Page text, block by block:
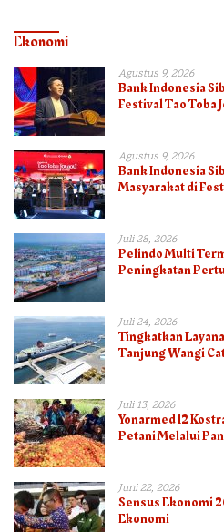
Ekonomi
Agustus 9, 2026
Bank Indonesia
Festival Tao Toba
Agustus 9, 2026
Bank Indonesia
Masyarakat di
Juli 28, 2026
Pelindo Multi
Peningkatan
Juli 24, 2026
Tingkatkan
Tanjung Wangi
Juli 13, 2026
Yonarmed 12
Petani Melalui
Juni 22, 2026
Sensus Ekonomi
Ekonomi